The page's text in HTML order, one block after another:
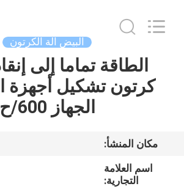
الصفحة
الرئيسية
أشرطة
Equipment
البيض آلة الكرتون
الطاقة تماما إلى
كرتون تشكيل أجهزة
الجهاز 600/ح
مكان المنشأ:
اسم العلامة
التجارية: